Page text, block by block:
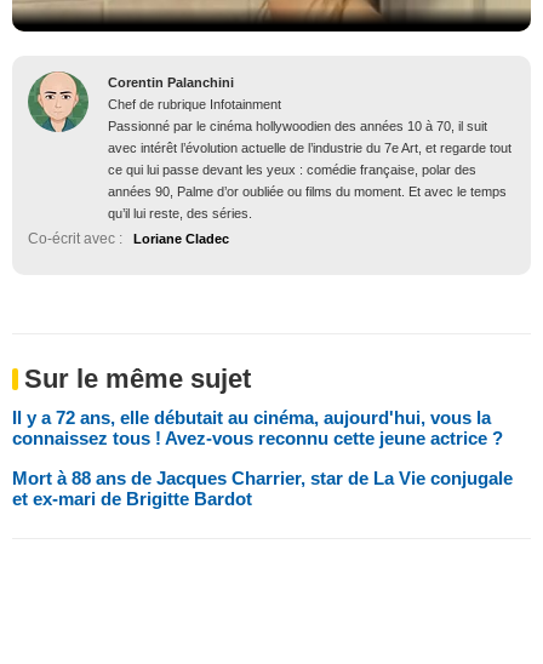
Corentin Palanchini
Chef de rubrique Infotainment
Passionné par le cinéma hollywoodien des années 10 à 70, il suit
avec intérêt l’évolution actuelle de l’industrie du 7e Art, et regarde tout
ce qui lui passe devant les yeux : comédie française, polar des
années 90, Palme d’or oubliée ou films du moment. Et avec le temps
qu’il lui reste, des séries.
Co-écrit avec : Loriane Cladec
Sur le même sujet
Il y a 72 ans, elle débutait au cinéma, aujourd'hui, vous la
connaissez tous ! Avez-vous reconnu cette jeune actrice ?
Mort à 88 ans de Jacques Charrier, star de La Vie conjugale
et ex-mari de Brigitte Bardot